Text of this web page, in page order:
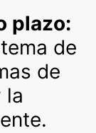
plazo:
de
de
la